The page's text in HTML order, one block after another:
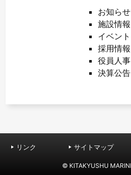
お知らせ
施設情報
イベント
採用情報
役員人事
決算公告
リンク サイトマップ
© KITAKYUSHU